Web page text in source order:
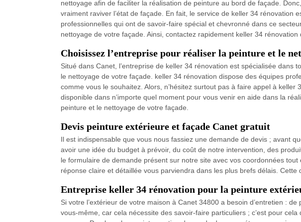
nettoyage afin de faciliter la réalisation de peinture au bord de façade.
vraiment raviver l’état de façade. En fait, le service de keller 34
professionnelles qui ont de savoir-faire spécial et chevronné dans ce
nettoyage de votre façade. Ainsi, contactez rapidement keller 34 rénovation
Choisissez l’entreprise pour réaliser la peinture et le
Situé dans Canet, l’entreprise de keller 34 rénovation est spécialisée dans
le nettoyage de votre façade. keller 34 rénovation dispose des équipes
comme vous le souhaitez. Alors, n’hésitez surtout pas à faire appel à
disponible dans n’importe quel moment pour vous venir en aide dans la
peinture et le nettoyage de votre façade.
Devis peinture extérieure et façade Canet gratuit
Il est indispensable que vous nous fassiez une demande de devis ; avant
avoir une idée du budget à prévoir, du coût de notre intervention, des
le formulaire de demande présent sur notre site avec vos coordonnées
réponse claire et détaillée vous parviendra dans les plus brefs délais.
Entreprise keller 34 rénovation pour la peinture
Si votre l’extérieur de votre maison à Canet 34800 a besoin d’entretien :
vous-même, car cela nécessite des savoir-faire particuliers ; c’est pour